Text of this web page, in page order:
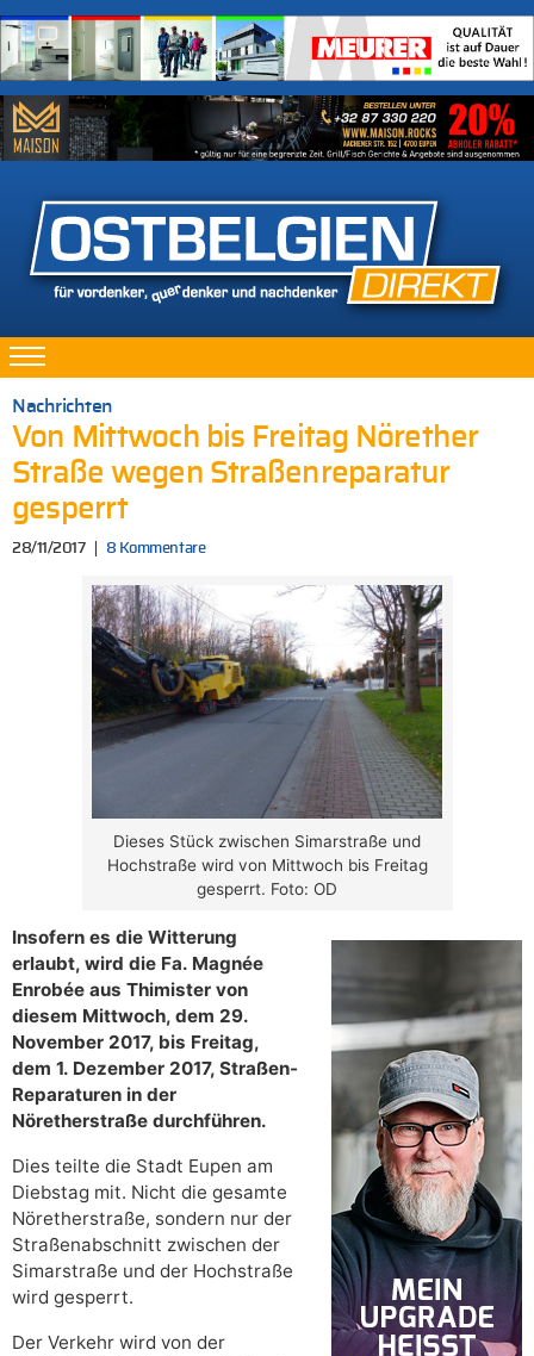
Nachrichten
Von Mittwoch bis Freitag Nörether
Straße wegen Straßenreparatur
gesperrt
28/11/2017 8 Kommentare
Dieses Stück zwischen Simarstraße und
Hochstraße wird von Mittwoch bis Freitag
gesperrt. Foto: OD
Insofern es die Witterung
erlaubt, wird die Fa. Magnée
Enrobée aus Thimister von
diesem Mittwoch, dem 29.
November 2017, bis Freitag,
dem 1. Dezember 2017, Straßen-
Reparaturen in der
Nöretherstraße durchführen.
Dies teilte die Stadt Eupen am
Diebstag mit. Nicht die gesamte
Nöretherstraße, sondern nur der
Straßenabschnitt zwischen der
Simarstraße und der Hochstraße
wird gesperrt.
Der Verkehr wird von der